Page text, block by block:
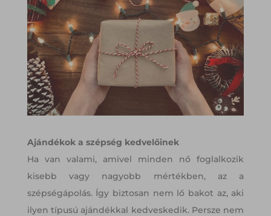
Ajándékok a szépség kedvelőinek
Ha van valami, amivel minden nő foglalkozik
kisebb vagy nagyobb mértékben, az a
szépségápolás. Így biztosan nem lő bakot az, aki
ilyen típusú ajándékkal kedveskedik. Persze nem